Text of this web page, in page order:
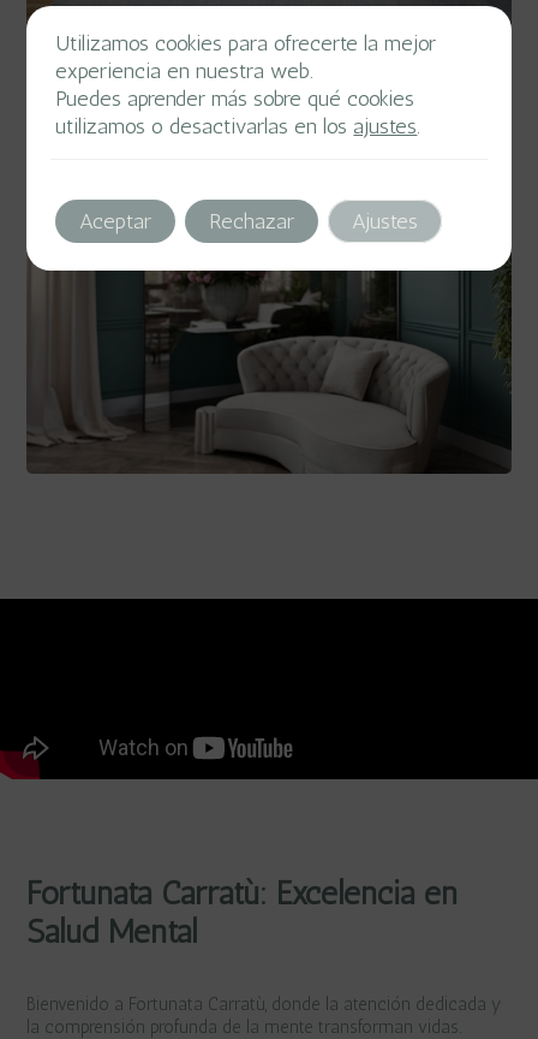
Fortunata Carratù: Excelencia en
Salud Mental
Bienvenido a Fortunata Carratù, donde la atención dedicada y
la comprensión profunda de la mente transforman vidas.
Utilizamos cookies para ofrecerte la mejor
experiencia en nuestra web.
Puedes aprender más sobre qué cookies
utilizamos o desactivarlas en los ajustes.
Aceptar Rechazar Ajustes